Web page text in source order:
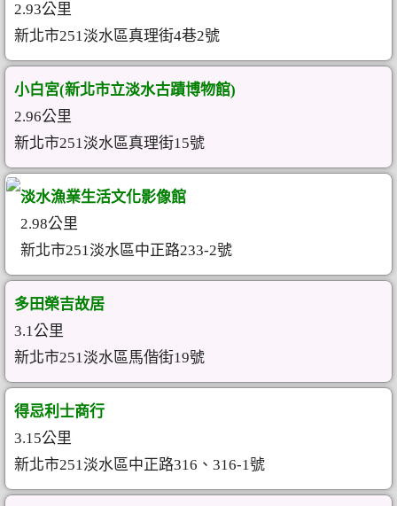
2.93公里
新北市251淡水區真理街4巷2號
小白宮(新北市立淡水古蹟博物館)
2.96公里
新北市251淡水區真理街15號
淡水漁業生活文化影像館
2.98公里
新北市251淡水區中正路233-2號
多田榮吉故居
3.1公里
新北市251淡水區馬偕街19號
得忌利士商行
3.15公里
新北市251淡水區中正路316、316-1號